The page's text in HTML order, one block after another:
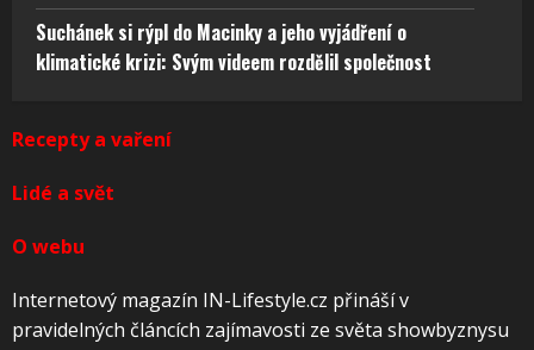
Suchánek si rýpl do Macinky a jeho vyjádření o
klimatické krizi: Svým videem rozdělil společnost
Recepty a vaření
Lidé a svět
O webu
Internetový magazín IN-Lifestyle.cz přináší v
pravidelných článcích zajímavosti ze světa showbyznysu